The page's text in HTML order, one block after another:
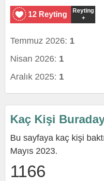
12 Reyting
Reyting
+
Temmuz 2026: 1
Nisan 2026: 1
Aralık 2025: 1
Kaç Kişi
Bu sayfaya kaç kişi
Mayıs 2023.
1166